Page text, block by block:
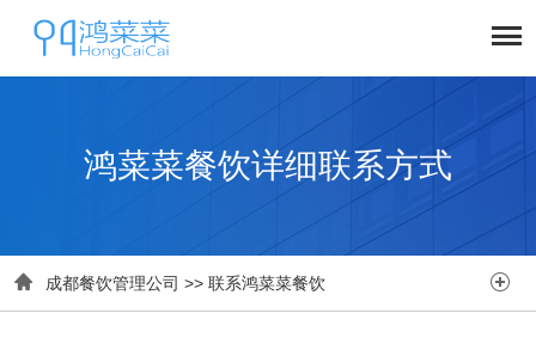
鸿菜菜餐饮详细联系方式
 成都餐饮管理公司 >> 联系鸿菜菜餐饮 